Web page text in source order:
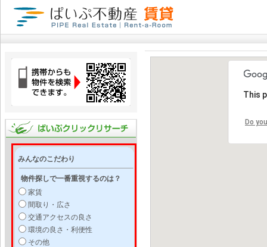
みんなのこだわり
物件探しで一番重視するのは？
家賃
間取り・広さ
交通アクセスの良さ
環境の良さ・利便性
その他
This
Do